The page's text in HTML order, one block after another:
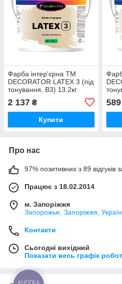
Фарба інтер'єрна TM
DECORATOR LATEX 3 (під
тонування, В3) 13.2кг
2 137 ₴
Купити
589
Про нас
97% позитивних з 89 відгуків
Працює з 18.02.2014
м. Запоріжжя
Запорожье, Запоріжжя,
Контакти
Сьогодні вихідний
Показати весь графік
КНОПКА